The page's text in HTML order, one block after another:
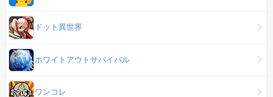
ドット異世界
ホワイトアウトサバイバル
ワンコレ